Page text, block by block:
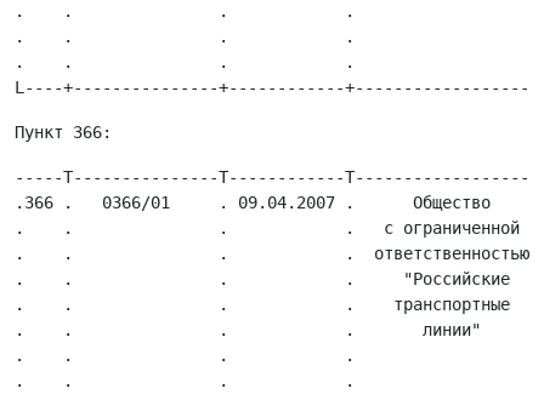
.    .               .            .
.    .               .            .
.    .               .            .
-----T---------------T------------
.366 .   0366/01     . 09.04.2007 .      Общество
.    .               .            .   с
.    .               .            .
.    .               .            .
.    .               .            .    транспортные
.    .               .            .       линии"
.    .               .            .
.    .               .            .